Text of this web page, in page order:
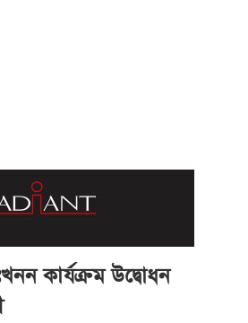
কার্যক্রম উদ্বোধন